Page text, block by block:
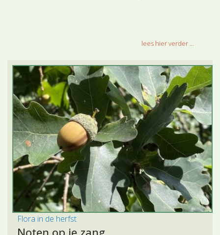
lees hier verder ...
Flora in de herfst
Noten op je zang